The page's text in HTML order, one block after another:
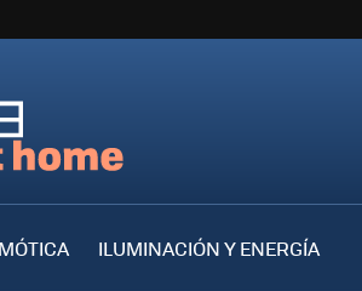
ILUMINACIÓN Y ENERGÍA